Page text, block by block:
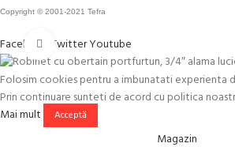
Faceți click pentru a mări
Copyright © 2001-2021 Tefra
Facebook TwitterYoutube
Folosim cookies pentru a imbunatati experienta
Prin continuare sunteti de acord cu politica
Mai mult
Acceptă
Magazin